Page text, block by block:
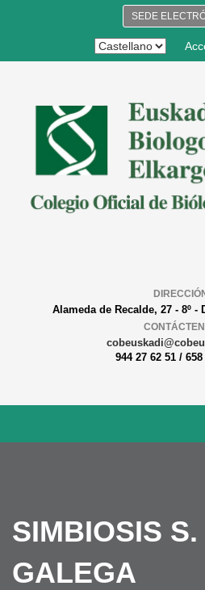
SEDE
Alameda de Recalde, 27 - 8º -
944 27 62 51 /
SIMBIOSIS S.
GALEGA